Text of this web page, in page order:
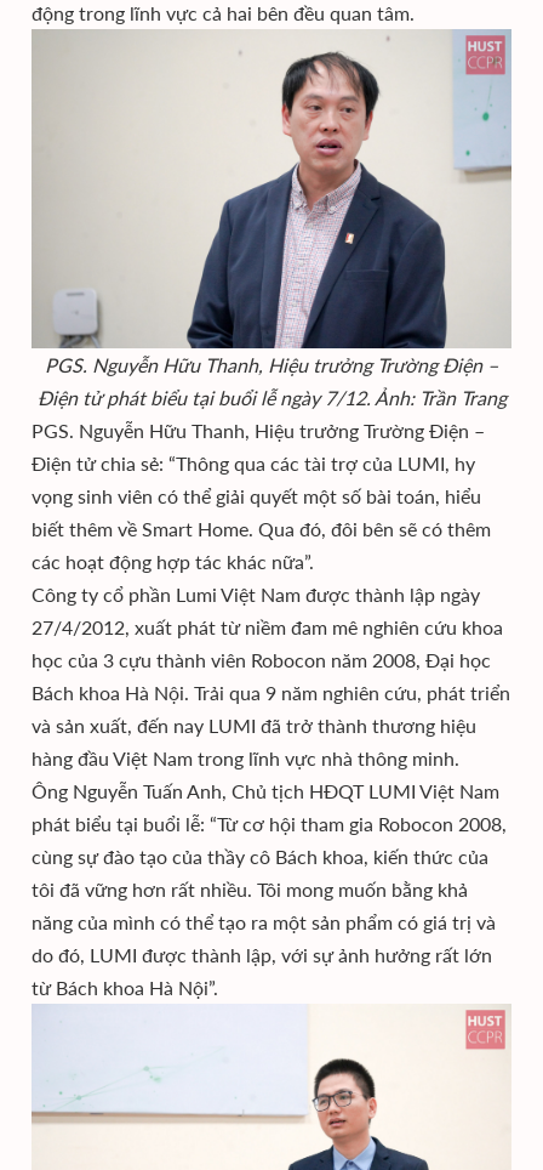
động trong lĩnh vực cả hai bên đều quan tâm.
PGS. Nguyễn Hữu Thanh, Hiệu trưởng Trường Điện –
Điện tử phát biểu tại buổi lễ ngày 7/12. Ảnh: Trần Trang
PGS. Nguyễn Hữu Thanh, Hiệu trưởng Trường Điện –
Điện tử chia sẻ: “Thông qua các tài trợ của LUMI, hy
vọng sinh viên có thể giải quyết một số bài toán, hiểu
biết thêm về Smart Home. Qua đó, đôi bên sẽ có thêm
các hoạt động hợp tác khác nữa”.
Công ty cổ phần Lumi Việt Nam được thành lập ngày
27/4/2012, xuất phát từ niềm đam mê nghiên cứu khoa
học của 3 cựu thành viên Robocon năm 2008, Đại học
Bách khoa Hà Nội. Trải qua 9 năm nghiên cứu, phát triển
và sản xuất, đến nay LUMI đã trở thành thương hiệu
hàng đầu Việt Nam trong lĩnh vực nhà thông minh.
Ông Nguyễn Tuấn Anh, Chủ tịch HĐQT LUMI Việt Nam
phát biểu tại buổi lễ: “Từ cơ hội tham gia Robocon 2008,
cùng sự đào tạo của thầy cô Bách khoa, kiến thức của
tôi đã vững hơn rất nhiều. Tôi mong muốn bằng khả
năng của mình có thể tạo ra một sản phẩm có giá trị và
do đó, LUMI được thành lập, với sự ảnh hưởng rất lớn
từ Bách khoa Hà Nội”.